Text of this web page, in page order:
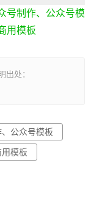
号制作、公众号模
用模板
处：
公众号模板
模板